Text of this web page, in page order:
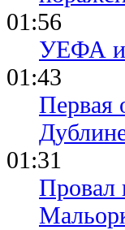
01:56
УЕФА
01:43
Первая
01:31
Провал